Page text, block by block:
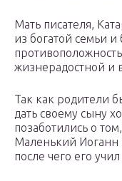
Мать писателя,
из богатой семьи
жизнерадостной и
Так как родители
дать своему сыну
позаботились о
Маленький Иоганн
после чего его